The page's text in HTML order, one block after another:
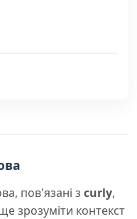
пов'язані з curly,
зрозуміти контекст